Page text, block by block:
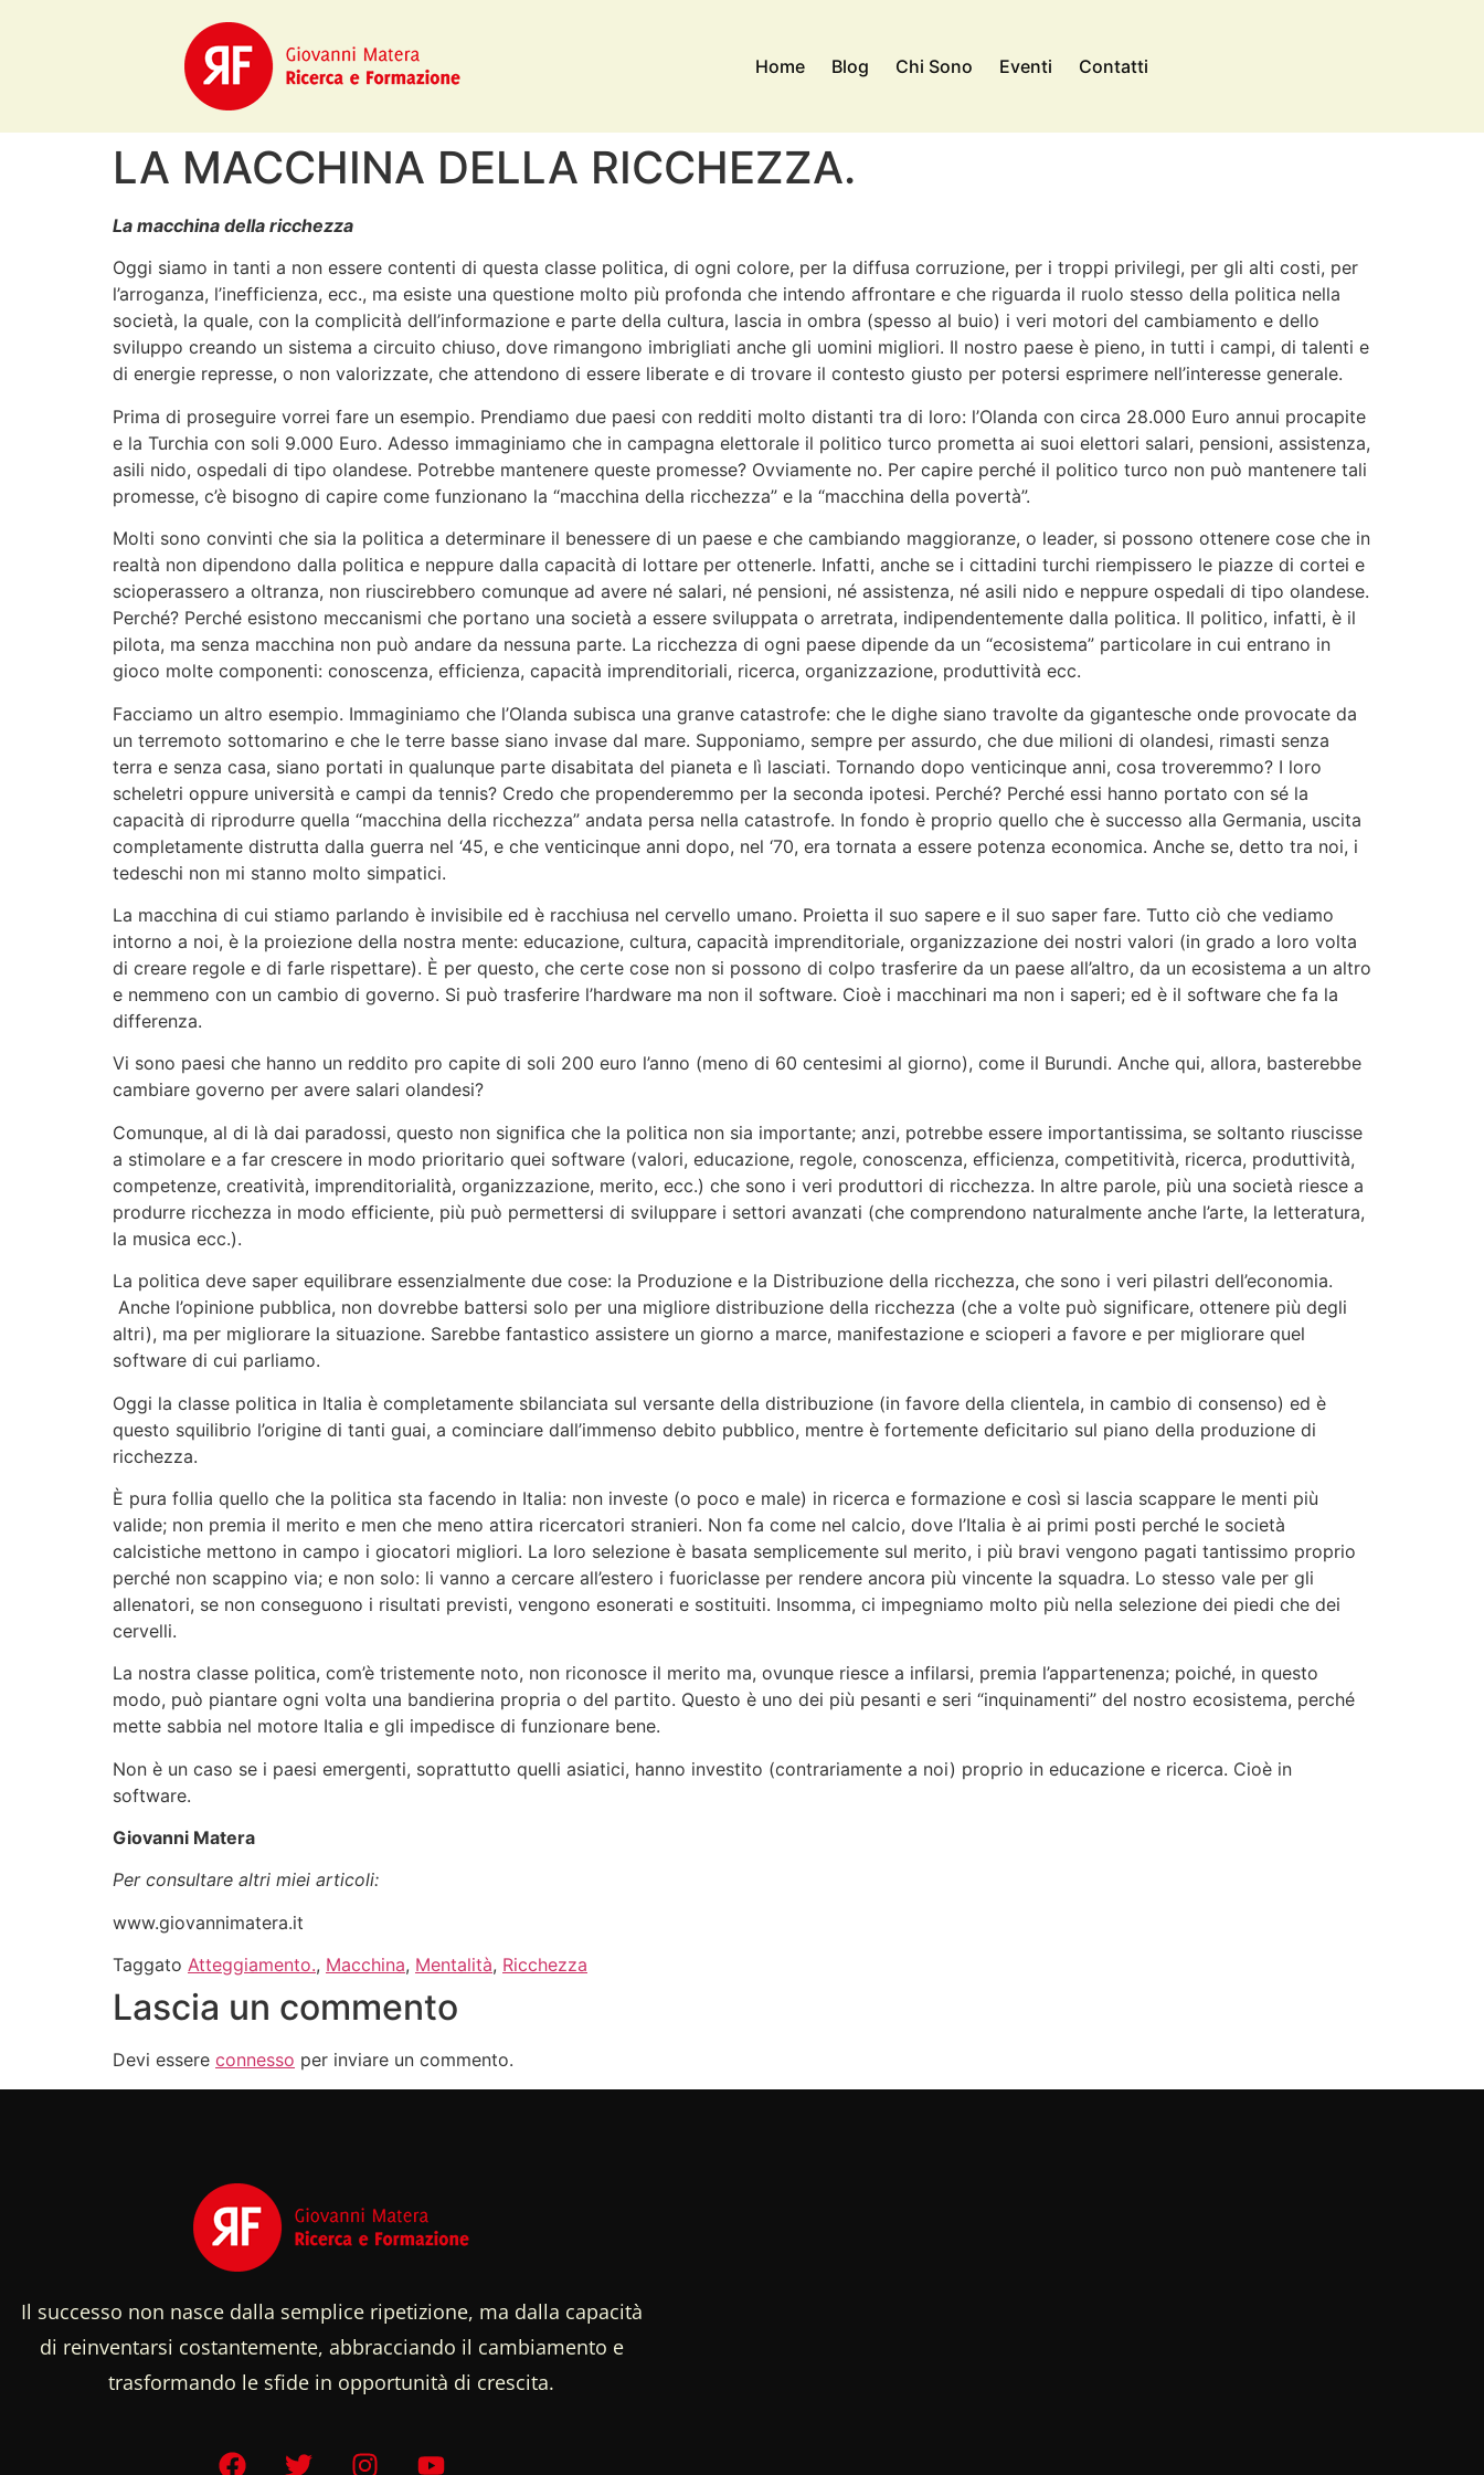
Home Blog Chi Sono Eventi Contatti
LA MACCHINA DELLA RICCHEZZA.
La macchina della ricchezza
Oggi siamo in tanti a non essere contenti di questa classe politica, di ogni colore, per la diffusa corruzione, per i troppi privilegi, per gli alti costi, per
l’arroganza, l’inefficienza, ecc., ma esiste una questione molto più profonda che intendo affrontare e che riguarda il ruolo stesso della politica nella
società, la quale, con la complicità dell’informazione e parte della cultura, lascia in ombra (spesso al buio) i veri motori del cambiamento e dello
sviluppo creando un sistema a circuito chiuso, dove rimangono imbrigliati anche gli uomini migliori. Il nostro paese è pieno, in tutti i campi, di talenti e
di energie represse, o non valorizzate, che attendono di essere liberate e di trovare il contesto giusto per potersi esprimere nell’interesse generale.
Prima di proseguire vorrei fare un esempio. Prendiamo due paesi con redditi molto distanti tra di loro: l’Olanda con circa 28.000 Euro annui procapite
e la Turchia con soli 9.000 Euro. Adesso immaginiamo che in campagna elettorale il politico turco prometta ai suoi elettori salari, pensioni, assistenza,
asili nido, ospedali di tipo olandese. Potrebbe mantenere queste promesse? Ovviamente no. Per capire perché il politico turco non può mantenere tali
promesse, c’è bisogno di capire come funzionano la “macchina della ricchezza” e la “macchina della povertà”.
Molti sono convinti che sia la politica a determinare il benessere di un paese e che cambiando maggioranze, o leader, si possono ottenere cose che in
realtà non dipendono dalla politica e neppure dalla capacità di lottare per ottenerle. Infatti, anche se i cittadini turchi riempissero le piazze di cortei e
scioperassero a oltranza, non riuscirebbero comunque ad avere né salari, né pensioni, né assistenza, né asili nido e neppure ospedali di tipo olandese.
Perché? Perché esistono meccanismi che portano una società a essere sviluppata o arretrata, indipendentemente dalla politica. Il politico, infatti, è il
pilota, ma senza macchina non può andare da nessuna parte. La ricchezza di ogni paese dipende da un “ecosistema” particolare in cui entrano in
gioco molte componenti: conoscenza, efficienza, capacità imprenditoriali, ricerca, organizzazione, produttività ecc.
Facciamo un altro esempio. Immaginiamo che l’Olanda subisca una granve catastrofe: che le dighe siano travolte da gigantesche onde provocate da
un terremoto sottomarino e che le terre basse siano invase dal mare. Supponiamo, sempre per assurdo, che due milioni di olandesi, rimasti senza
terra e senza casa, siano portati in qualunque parte disabitata del pianeta e lì lasciati. Tornando dopo venticinque anni, cosa troveremmo? I loro
scheletri oppure università e campi da tennis? Credo che propenderemmo per la seconda ipotesi. Perché? Perché essi hanno portato con sé la
capacità di riprodurre quella “macchina della ricchezza” andata persa nella catastrofe. In fondo è proprio quello che è successo alla Germania, uscita
completamente distrutta dalla guerra nel ‘45, e che venticinque anni dopo, nel ‘70, era tornata a essere potenza economica. Anche se, detto tra noi, i
tedeschi non mi stanno molto simpatici.
La macchina di cui stiamo parlando è invisibile ed è racchiusa nel cervello umano. Proietta il suo sapere e il suo saper fare. Tutto ciò che vediamo
intorno a noi, è la proiezione della nostra mente: educazione, cultura, capacità imprenditoriale, organizzazione dei nostri valori (in grado a loro volta
di creare regole e di farle rispettare). È per questo, che certe cose non si possono di colpo trasferire da un paese all’altro, da un ecosistema a un altro
e nemmeno con un cambio di governo. Si può trasferire l’hardware ma non il software. Cioè i macchinari ma non i saperi; ed è il software che fa la
differenza.
Vi sono paesi che hanno un reddito pro capite di soli 200 euro l’anno (meno di 60 centesimi al giorno), come il Burundi. Anche qui, allora, basterebbe
cambiare governo per avere salari olandesi?
Comunque, al di là dai paradossi, questo non significa che la politica non sia importante; anzi, potrebbe essere importantissima, se soltanto riuscisse
a stimolare e a far crescere in modo prioritario quei software (valori, educazione, regole, conoscenza, efficienza, competitività, ricerca, produttività,
competenze, creatività, imprenditorialità, organizzazione, merito, ecc.) che sono i veri produttori di ricchezza. In altre parole, più una società riesce a
produrre ricchezza in modo efficiente, più può permettersi di sviluppare i settori avanzati (che comprendono naturalmente anche l’arte, la letteratura,
la musica ecc.).
La politica deve saper equilibrare essenzialmente due cose: la Produzione e la Distribuzione della ricchezza, che sono i veri pilastri dell’economia.
Anche l’opinione pubblica, non dovrebbe battersi solo per una migliore distribuzione della ricchezza (che a volte può significare, ottenere più degli
altri), ma per migliorare la situazione. Sarebbe fantastico assistere un giorno a marce, manifestazione e scioperi a favore e per migliorare quel
software di cui parliamo.
Oggi la classe politica in Italia è completamente sbilanciata sul versante della distribuzione (in favore della clientela, in cambio di consenso) ed è
questo squilibrio l’origine di tanti guai, a cominciare dall’immenso debito pubblico, mentre è fortemente deficitario sul piano della produzione di
ricchezza.
È pura follia quello che la politica sta facendo in Italia: non investe (o poco e male) in ricerca e formazione e così si lascia scappare le menti più
valide; non premia il merito e men che meno attira ricercatori stranieri. Non fa come nel calcio, dove l’Italia è ai primi posti perché le società
calcistiche mettono in campo i giocatori migliori. La loro selezione è basata semplicemente sul merito, i più bravi vengono pagati tantissimo proprio
perché non scappino via; e non solo: li vanno a cercare all’estero i fuoriclasse per rendere ancora più vincente la squadra. Lo stesso vale per gli
allenatori, se non conseguono i risultati previsti, vengono esonerati e sostituiti. Insomma, ci impegniamo molto più nella selezione dei piedi che dei
cervelli.
La nostra classe politica, com’è tristemente noto, non riconosce il merito ma, ovunque riesce a infilarsi, premia l’appartenenza; poiché, in questo
modo, può piantare ogni volta una bandierina propria o del partito. Questo è uno dei più pesanti e seri “inquinamenti” del nostro ecosistema, perché
mette sabbia nel motore Italia e gli impedisce di funzionare bene.
Non è un caso se i paesi emergenti, soprattutto quelli asiatici, hanno investito (contrariamente a noi) proprio in educazione e ricerca. Cioè in
software.
Giovanni Matera
Per consultare altri miei articoli:
www.giovannimatera.it
Taggato Atteggiamento., Macchina, Mentalità, Ricchezza
Lascia un commento
Devi essere connesso per inviare un commento.
Il successo non nasce dalla semplice ripetizione, ma dalla capacità
di reinventarsi costantemente, abbracciando il cambiamento e
trasformando le sfide in opportunità di crescita.